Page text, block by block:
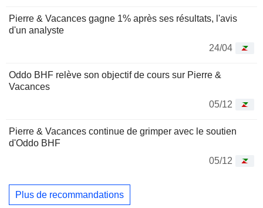
Pierre & Vacances gagne 1% après ses résultats, l'avis
d'un analyste
24/04
Oddo BHF relève son objectif de cours sur Pierre &
Vacances
05/12
Pierre & Vacances continue de grimper avec le soutien
d'Oddo BHF
05/12
Plus de recommandations